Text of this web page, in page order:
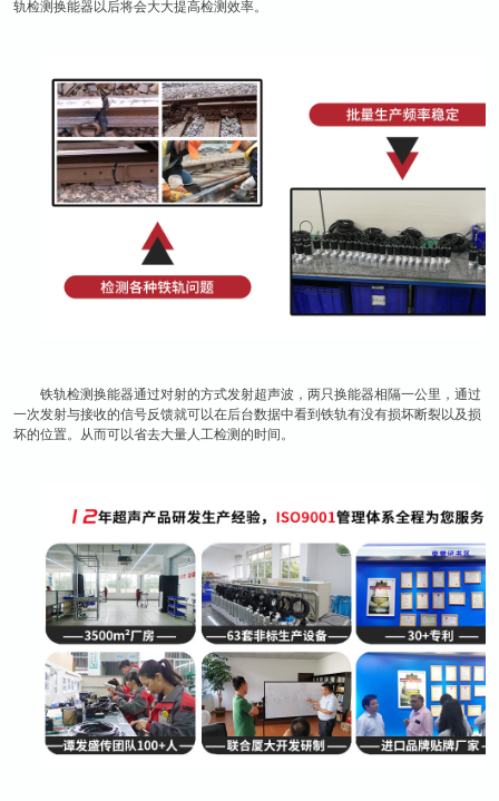
轨检测换能器以后将会大大提高检测效率。
铁轨检测换能器通过对射的方式发射超声波，两只换能器相隔一公里，通过
一次发射与接收的信号反馈就可以在后台数据中看到铁轨有没有损坏断裂以及损
坏的位置。从而可以省去大量人工检测的时间。